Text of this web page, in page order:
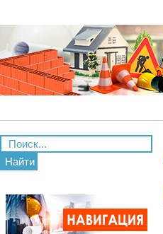
Найти